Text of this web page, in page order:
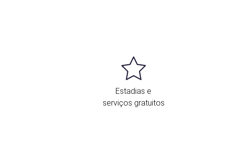
Estadias e
serviços gratuitos